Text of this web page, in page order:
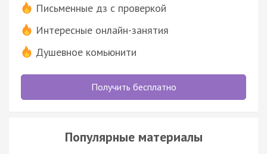
Письменные дз с проверкой
Интересные онлайн-занятия
Душевное комьюнити
Получить бесплатно
Популярные материалы